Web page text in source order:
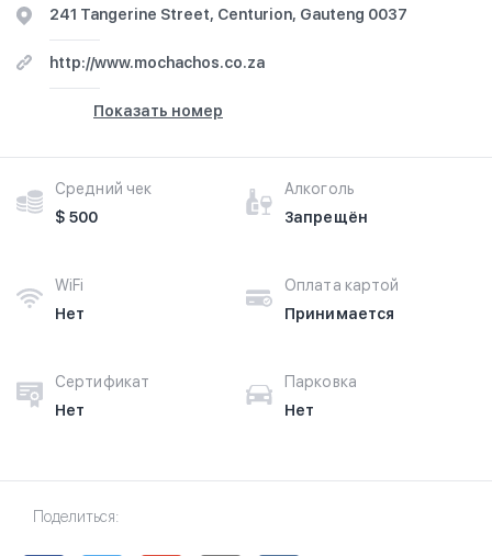
241 Tangerine Street, Centurion, Gauteng 0037
http://www.mochachos.co.za
Показать номер
Средний чек
$ 500
Алкоголь
Запрещён
WiFi
Нет
Оплата картой
Принимается
Сертификат
Нет
Парковка
Нет
Поделиться: